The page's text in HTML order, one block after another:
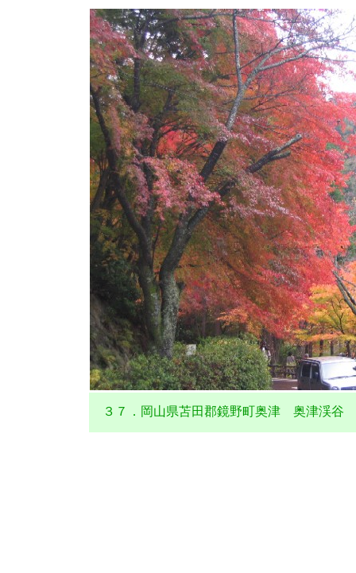
３７．岡山県苫田郡鏡野町奥津 奥津渓谷